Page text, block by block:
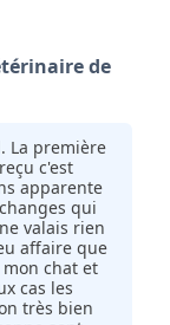
de
La première
c'est
apparente
qui
valais rien
affaire que
chat et
cas les
très bien